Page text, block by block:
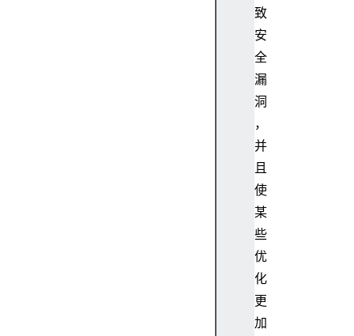
致
安
全
漏
洞
，
并
且
使
某
些
优
化
更
加